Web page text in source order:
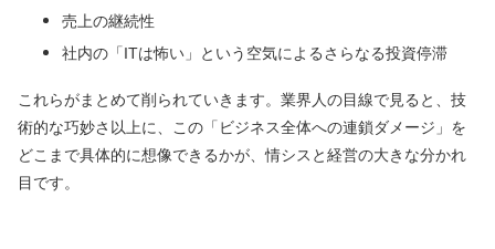
売上の継続性
社内の「ITは怖い」という空気によるさらなる投資停滞
これらがまとめて削られていきます。業界人の目線で見ると、技
術的な巧妙さ以上に、この「ビジネス全体への連鎖ダメージ」を
どこまで具体的に想像できるかが、情シスと経営の大きな分かれ
目です。